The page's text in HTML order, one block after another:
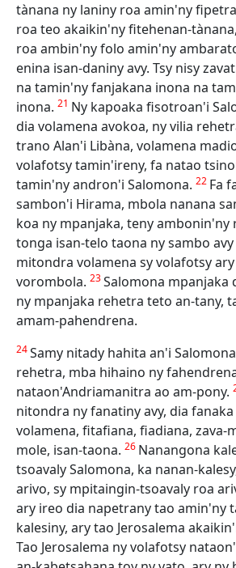
tànana ny laniny roa amin'ny
roa teo akaikin'ny fitehenan-tànana,
roa ambin'ny folo amin'ny
enina isan-daniny avy. Tsy nisy
na tamin'ny fanjakana inona na
inona. 21 Ny kapoaka fisotroan'i
dia volamena avokoa, ny vilia
trano Alan'i Libàna, volamena
volafotsy tamin'ireny, fa natao
tamin'ny andron'i Salomona. 22 Fa
sambon'i Hirama, mbola nanana
koa ny mpanjaka, teny ambonin'ny
tonga isan-telo taona ny sambo avy
mitondra volamena sy volafotsy
vorombola. 23Salomona mpanjaka
ny mpanjaka rehetra teto an-tany,
amam-pahendrena.
24Samy nitady hahita an'i
rehetra, mba hihaino ny
nataon'Andriamanitra ao am-pony.
nitondra ny fanatiny avy, dia
volamena, fitafiana, fiadiana, zava-
mole, isan-taona. 26 Nanangona
tsoavaly Salomona, ka nanan-
arivo, sy mpitaingin-tsoavaly roa
ary ireo dia napetrany tao amin'ny
kalesiny, ary tao Jerosalema
Tao Jerosalema ny volafotsy